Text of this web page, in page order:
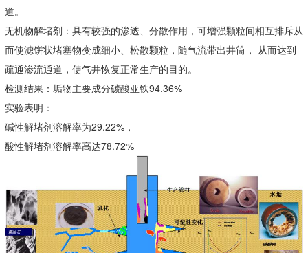
道。
无机物解堵剂：具有较强的渗透、分散作用，可增强颗粒间相互排斥从
而使滤饼状堵塞物变成细小、松散颗粒，随气流带出井筒， 从而达到
疏通渗流通道，使气井恢复正常生产的目的。
检测结果：垢物主要成分碳酸亚铁94.36%
实验表明：
碱性解堵剂溶解率为29.22%，
酸性解堵剂溶解率高达78.72%